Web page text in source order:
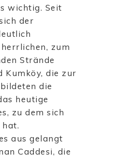
wichtig. Seit
der
zum
Strände
Kumköy, die zur
die
heutige
zu dem sich
aus gelangt
Caddesi, die